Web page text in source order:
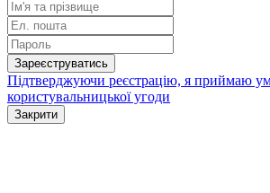
Зареєструватись
Підтверджуючи реєстрацію, я приймаю
користувальницької угоди
Закрити